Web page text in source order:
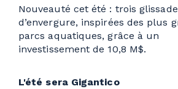
Nouveauté cet été : trois
d’envergure, inspirées des plus
parcs aquatiques, grâce à un
investissement de 10,8 M$.
L'été sera Gigantico